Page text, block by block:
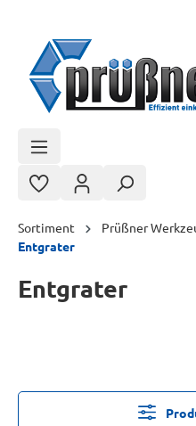
Sortiment Prüßner
Entgrater
Entgrater